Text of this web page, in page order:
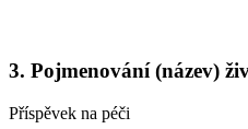
3. Pojmenování (název)
Příspěvek na péči